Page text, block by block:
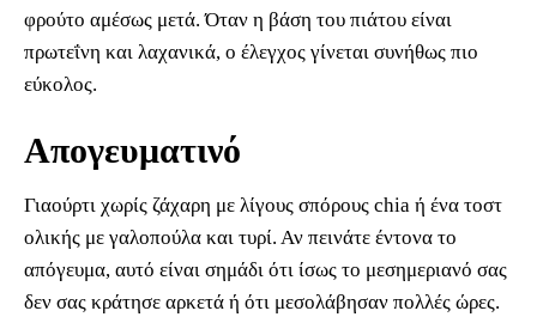
φρούτο αμέσως μετά. Όταν η βάση του πιάτου είναι
πρωτεΐνη και λαχανικά, ο έλεγχος γίνεται συνήθως πιο
εύκολος.
Απογευματινό
Γιαούρτι χωρίς ζάχαρη με λίγους σπόρους chia ή ένα τοστ
ολικής με γαλοπούλα και τυρί. Αν πεινάτε έντονα το
απόγευμα, αυτό είναι σημάδι ότι ίσως το μεσημεριανό σας
δεν σας κράτησε αρκετά ή ότι μεσολάβησαν πολλές ώρες.